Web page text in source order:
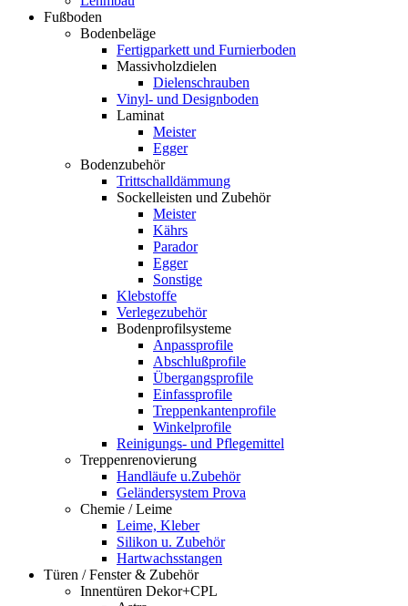
Fußboden
Bodenbeläge
Fertigparkett und Furnierboden
Massivholzdielen
Dielenschrauben
Vinyl- und Designboden
Laminat
Meister
Egger
Bodenzubehör
Trittschalldämmung
Sockelleisten und Zubehör
Meister
Kährs
Parador
Egger
Sonstige
Klebstoffe
Verlegezubehör
Bodenprofilsysteme
Anpassprofile
Abschlußprofile
Übergangsprofile
Einfassprofile
Treppenkantenprofile
Winkelprofile
Reinigungs- und Pflegemittel
Treppenrenovierung
Handläufe u.Zubehör
Geländersystem Prova
Chemie / Leime
Leime, Kleber
Silikon u. Zubehör
Hartwachsstangen
Türen / Fenster & Zubehör
Innentüren Dekor+CPL